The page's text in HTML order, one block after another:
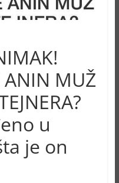
ANIN MUŽ
u
je on